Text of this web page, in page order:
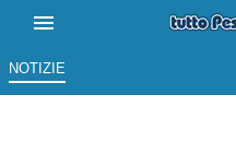
NOTIZIE